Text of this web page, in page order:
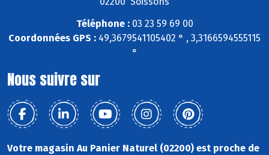
Téléphone :03 23 59 69 00
Coordonnées GPS : 49,3679541105402 ° , 3,3166594555115
°
Nous suivre sur
Votre magasin Au Panier Naturel (02200) est proche de